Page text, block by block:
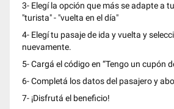
3- Elegí la opción que más se adapte a
"turista" - "vuelta en el día"
4- Elegí tu pasaje de ida y vuelta y
nuevamente.
5- Cargá el código en “Tengo un cupón
6- Completá los datos del pasajero y
7- ¡Disfrutá el beneficio!